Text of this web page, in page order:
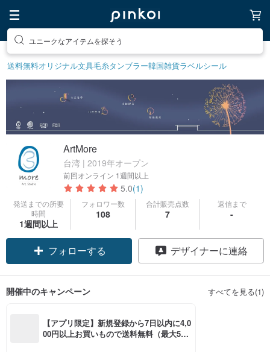
ユニークなアイテムを探そう
送料無料オリジナル文具毛糸タンブラー韓国雑貨ラベルシール
ArtMore
台湾 | 2019年オープン
前回オンライン 1週間以上
5.0(1)
発送までの所要
時間
1週間以上
フォロワー数
108
合計販売点数
7
返信まで
-
フォローする デザイナーに連絡
開催中のキャンペーン すべてを見る(1)
【アプリ限定】新規登録から7日以内に4,0
00円以上お買いもので送料無料（最大500